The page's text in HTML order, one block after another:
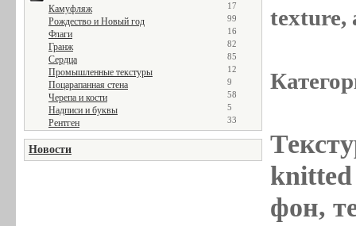
Камуфляж 17
Рождество и Новый год 99
Флаги 16
Гранж 82
Сердца 85
Промышленные текстуры 12
Поцарапанная стена 9
Черепа и кости 58
Надписи и буквы 5
Рентген 33
Новости
texture,
фон,